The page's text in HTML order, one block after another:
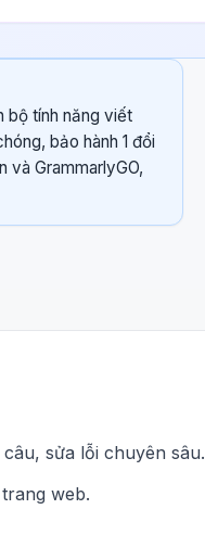
bộ tính năng viết
bảo hành 1 đổi
và GrammarlyGO,
sửa lỗi chuyên sâu.
web.